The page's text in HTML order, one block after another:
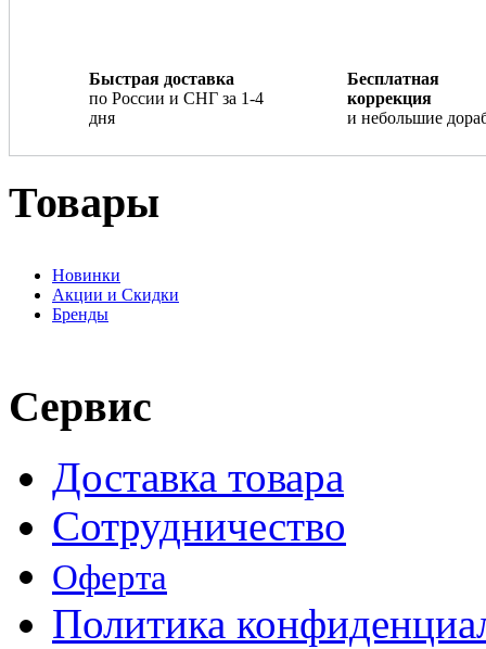
Быстрая доставка
по России и СНГ за 1-4
дня
Бесплатная
коррекция
и небольшие
Товары
Новинки
Акции и Скидки
Бренды
Сервис
Доставка товара
Сотрудничество
Оферта
Политика